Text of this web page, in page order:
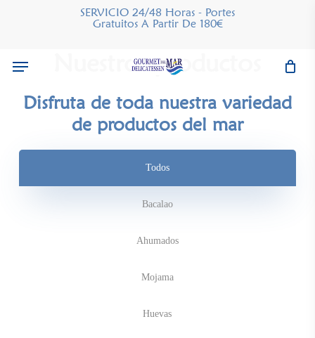
content
SERVICIO 24/48 Horas - Portes
Gratuitos A Partir De 180€
Menu Nuestros productos
Disfruta de toda nuestra variedad
de productos del mar
Todos
Bacalao
Ahumados
Mojama
Huevas